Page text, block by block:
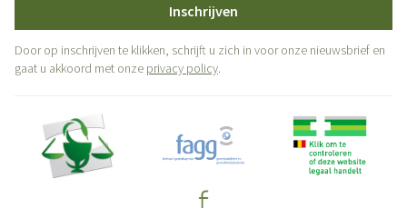
Inschrijven
Door op inschrijven te klikken, schrijft u zich in voor onze nieuwsbrief en
gaat u akkoord met onze privacy policy.